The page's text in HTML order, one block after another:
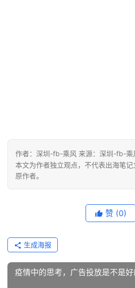
作者：深圳-fb-乘风 来源：深圳-fb-乘
本文为作者独立观点，不代表出海笔
原作者。
赞 (0)
生成海报
疫情中的思考，广告投放是不是好